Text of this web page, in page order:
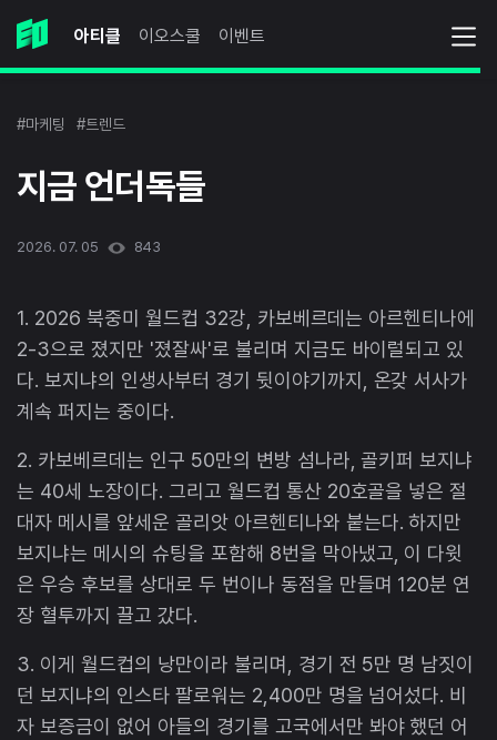
아티클 이오스쿨 이벤트
#마케팅 #트렌드
지금 언더독들
2026. 07. 05 843
1. 2026 북중미 월드컵 32강, 카보베르데는 아르헨티나에
2-3으로 졌지만 '졌잘싸'로 불리며 지금도 바이럴되고 있
다. 보지냐의 인생사부터 경기 뒷이야기까지, 온갖 서사가
계속 퍼지는 중이다.
2. 카보베르데는 인구 50만의 변방 섬나라, 골키퍼 보지냐
는 40세 노장이다. 그리고 월드컵 통산 20호골을 넣은 절
대자 메시를 앞세운 골리앗 아르헨티나와 붙는다. 하지만
보지냐는 메시의 슈팅을 포함해 8번을 막아냈고, 이 다윗
은 우승 후보를 상대로 두 번이나 동점을 만들며 120분 연
장 혈투까지 끌고 갔다.
3. 이게 월드컵의 낭만이라 불리며, 경기 전 5만 명 남짓이
던 보지냐의 인스타 팔로워는 2,400만 명을 넘어섰다. 비
자 보증금이 없어 아들의 경기를 고국에서만 봐야 했던 어